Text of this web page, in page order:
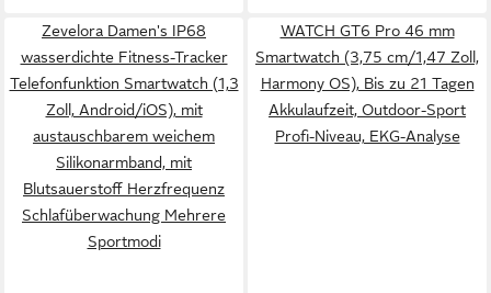
Zevelora Damen's IP68
wasserdichte Fitness-Tracker
Telefonfunktion Smartwatch (1,3
Zoll, Android/iOS), mit
austauschbarem weichem
Silikonarmband, mit
Blutsauerstoff Herzfrequenz
Schlafüberwachung Mehrere
Sportmodi
WATCH GT6 Pro 46 mm
Smartwatch (3,75 cm/1,47 Zoll,
Harmony OS), Bis zu 21 Tagen
Akkulaufzeit, Outdoor-Sport
Profi-Niveau, EKG-Analyse